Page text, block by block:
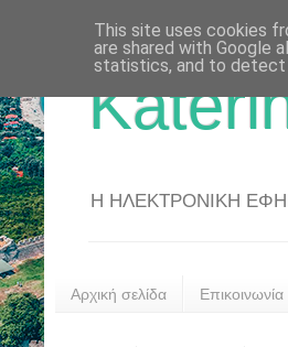
Η ΗΛΕΚΤΡΟΝΙΚΗ
Αρχική σελίδα Επικοινωνία
This site uses cookies
are shared with Google
statistics, and to detect